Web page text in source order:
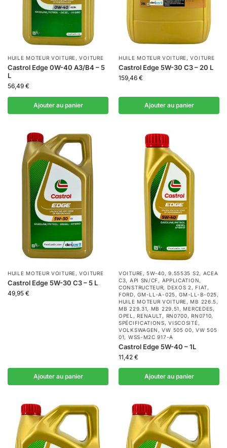
HUILE MOTEUR VOITURE,VOITURE
Castrol Edge 0W-40 A3/B4 – 5
L
56,49 €
Ajouter au panier
HUILE MOTEUR VOITURE,VOITURE
Castrol Edge 5W-30 C3 – 20 L
159,46 €
Ajouter au panier
HUILE MOTEUR VOITURE,VOITURE
Castrol Edge 5W-30 C3 – 5 L
49,95 €
Ajouter au panier
VOITURE,5W-40,9.55535 S2, ACEA
C3, API SN/CF, APPLICATION,
CONSTRUCTEUR, DEXOS 2,FIAT,
FORD,GM-LL-A-025,GM-LL-B-025,
HUILE MOTEUR VOITURE,MB 226.5,
MB 229.31, MB 229.51,MERCEDES,
OPEL ,RENAULT, RN0700,RN0710,
SPÉCIFICATIONS,VISCOSITÉ,
VOLKSWAGEN ,VW 505 00,VW 505
01, WSS-M2C 917-A
Castrol Edge 5W-40 – 1L
11,42 €
Ajouter au panier